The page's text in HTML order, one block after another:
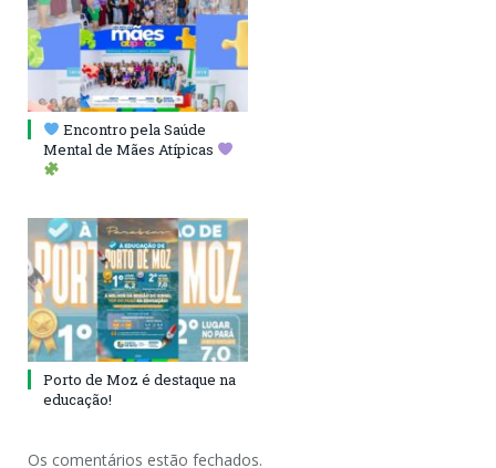
Encontro pela Saúde
Mental de Mães Atípicas
Porto de Moz é destaque na
educação!
Os comentários estão fechados.